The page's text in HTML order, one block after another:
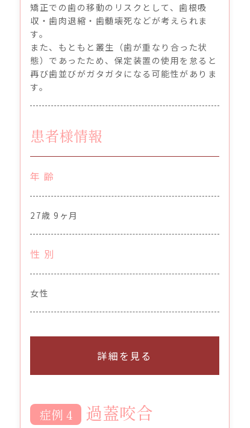
矯正での歯の移動のリスクとして、歯根吸
収・歯肉退縮・歯髄壊死などが考えられま
す。
また、もともと叢生（歯が重なり合った状
態）であったため、保定装置の使用を怠ると
再び歯並びがガタガタになる可能性がありま
す。
患者様情報
年 齢
27歳 9ヶ月
性 別
女性
詳細を見る
症例 過蓋咬合